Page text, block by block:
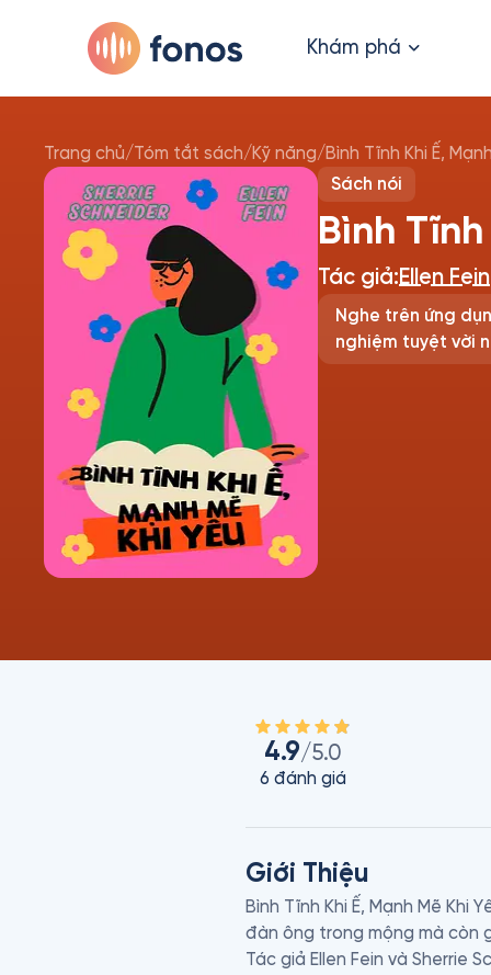
Khám phá
Trang chủ/Tóm tắt sách/Kỹ năng/Bình Tĩnh Khi Ế,
Sách nói
Bình
Tác giả:Ellen Fein
Nghe trên ứng
nghiệm tuyệt vời
4.9/5.0
6 đánh giá
Giới Thiệu
Bình Tĩnh Khi Ế, Mạnh Mẽ
đàn ông trong mộng mà còn
Tác giả Ellen Fein và Sherrie